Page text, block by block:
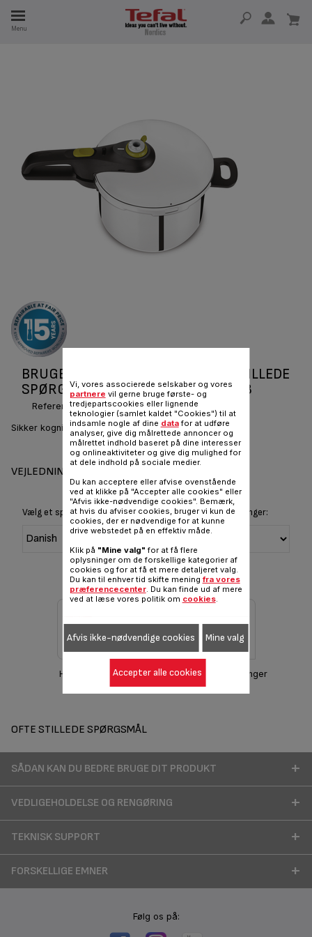
Menu
BRUGERVEJLEDNINGER OG OFTE STILLEDE
SPØRGSMÅL SECURE 5 SS P2530738
Reference :P2530738
Sikker kogning
VEJLEDNINGER OG GARANTI
Vælg et sprog for at vise instruktioner og brugervejledninger:
Hent manual Garantioplysninger
OFTE STILLEDE SPØRGSMÅL
SÅDAN KAN DU BEDRE BRUGE DIT PRODUKT
VEDLIGEHOLDELSE OG RENGØRING
TEKNISK SUPPORT
FORSKELLIGE EMNER
Følg os på:
Vi, vores associerede selskaber og vores
partnere vil gerne bruge første- og
tredjepartscookies eller lignende
teknologier (samlet kaldet "Cookies") til at
indsamle nogle af dine datafor at udføre
analyser, give dig målrettede annoncer og
målrettet indhold baseret på dine interesser
og onlineaktiviteter og give dig mulighed for
at dele indhold på sociale medier.
Du kan acceptere eller afvise ovenstående
ved at klikke på "Accepter alle cookies" eller
"Afvis ikke-nødvendige cookies". Bemærk,
at hvis du afviser cookies, bruger vi kun de
cookies, der er nødvendige for at kunne
drive webstedet på en effektiv måde.
Klik på "Mine valg" for at få flere
oplysninger om de forskellige kategorier af
cookies og for at få et mere detaljeret valg.
Du kan til enhver tid skifte mening fra vores
præferencecenter. Du kan finde ud af mere
ved at læse vores politik om cookies.
Afvis ikke-nødvendige cookies Mine valg
Accepter alle cookies